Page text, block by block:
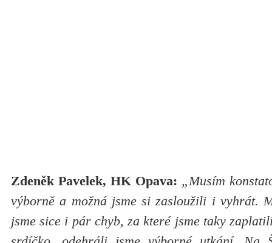
Zdeněk Pavelek, HK Opava: „Musím
výborně a možná jsme si zasloužili i vyhrát.
jsme sice i pár chyb, za které jsme taky